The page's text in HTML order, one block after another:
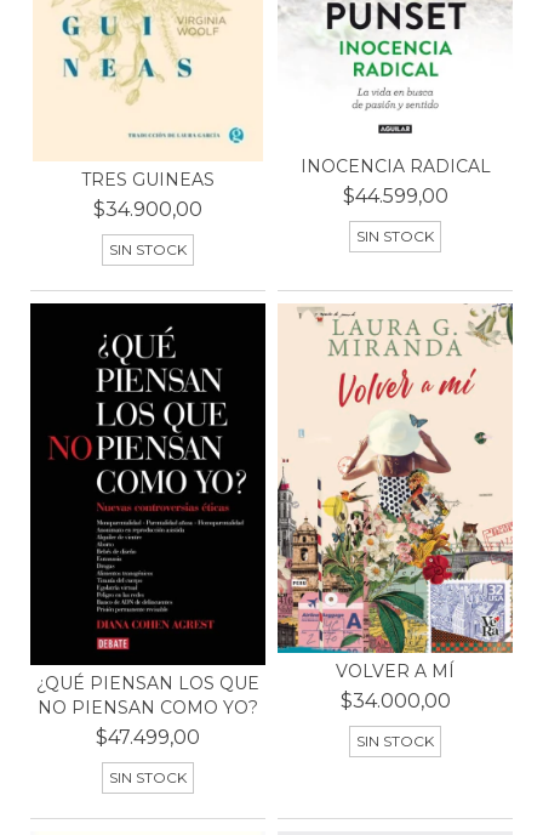
TRES GUINEAS
$34.900,00
SIN STOCK
INOCENCIA RADICAL
$44.599,00
SIN STOCK
¿QUÉ PIENSAN LOS QUE
NO PIENSAN COMO YO?
$47.499,00
SIN STOCK
VOLVER A MÍ
$34.000,00
SIN STOCK